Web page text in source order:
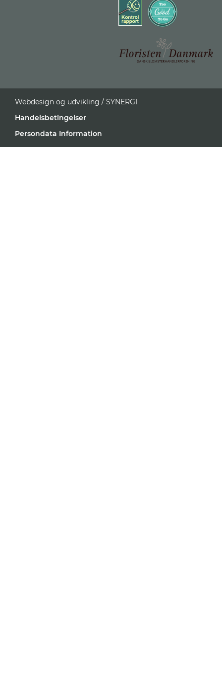
Webdesign og udvikling / SYNERGI
Handelsbetingelser
Persondata Information